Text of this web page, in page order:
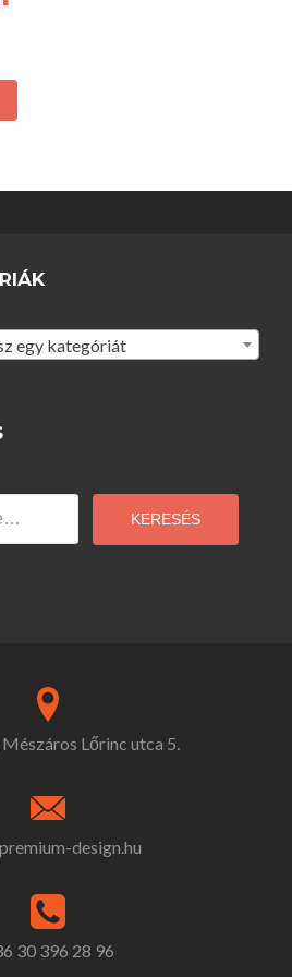
egy kategóriát
KERESÉS
Lőrinc utca 5.
design.hu
30 396 28 96